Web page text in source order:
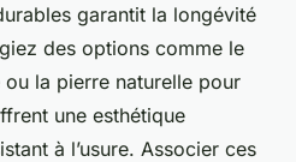
garantit la longévité
des options comme le
la pierre naturelle pour
une esthétique
à l’usure. Associer ces